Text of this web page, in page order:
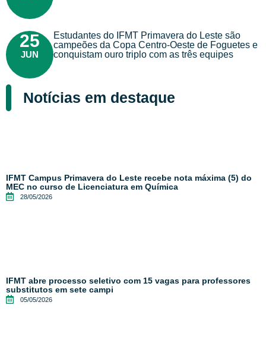
25
JUN
Estudantes do IFMT Primavera do Leste são
campeões da Copa Centro-Oeste de Foguetes e
conquistam ouro triplo com as três equipes
Notícias em destaque
IFMT Campus Primavera do Leste recebe nota máxima (5) do
MEC no curso de Licenciatura em Química
28/05/2026
IFMT abre processo seletivo com 15 vagas para professores
substitutos em sete campi
05/05/2026